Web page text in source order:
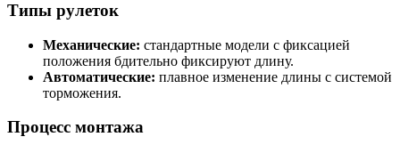
Типы рулеток
Механические: стандартные модели с фиксацией
положения бдительно фиксируют длину.
Автоматические: плавное изменение длины с системой
торможения.
Процесс монтажа